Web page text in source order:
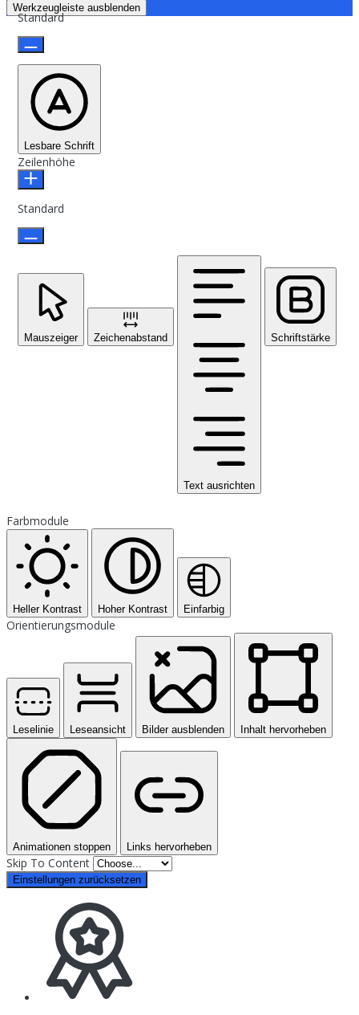
Werkzeugleiste ausblenden
Standard
Lesbare Schrift
Zeilenhöhe
Standard
Mauszeiger Zeichenabstand
Text ausrichten
Schriftstärke
Farbmodule
Heller Kontrast Hoher Kontrast Einfarbig
Orientierungsmodule
Leselinie Leseansicht Bilder ausblenden Inhalt hervorheben
Animationen stoppen Links hervorheben
Skip To Content
Einstellungen zurücksetzen